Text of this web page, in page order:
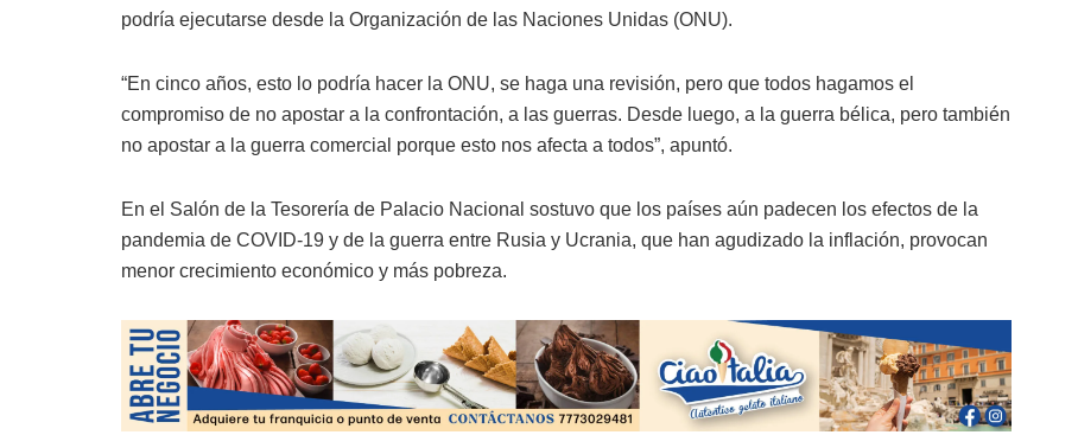
podría ejecutarse desde la Organización de las Naciones Unidas (ONU).
“En cinco años, esto lo podría hacer la ONU, se haga una revisión, pero que todos hagamos el
compromiso de no apostar a la confrontación, a las guerras. Desde luego, a la guerra bélica, pero también
no apostar a la guerra comercial porque esto nos afecta a todos”, apuntó.
En el Salón de la Tesorería de Palacio Nacional sostuvo que los países aún padecen los efectos de la
pandemia de COVID-19 y de la guerra entre Rusia y Ucrania, que han agudizado la inflación, provocan
menor crecimiento económico y más pobreza.